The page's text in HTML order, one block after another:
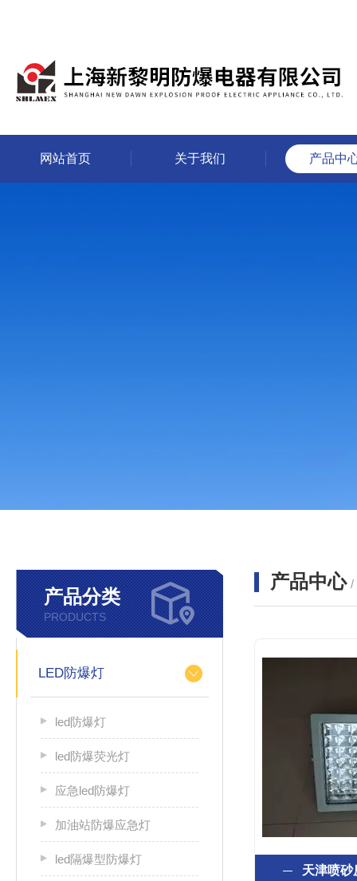
网站首页 关于我们 产品中
产品分类
PRODUCTS
LED防爆灯
led防爆灯
led防爆荧光灯
应急led防爆灯
加油站防爆应急灯
led隔爆型防爆灯
产品中心 /
天津喷